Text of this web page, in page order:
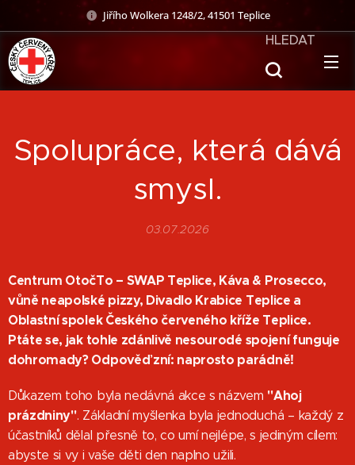
Jiřího Wolkera 1248/2, 41501 Teplice
HLEDAT
Spolupráce, která dává
smysl.
03.07.2026
Centrum OtočTo – SWAP Teplice, Káva & Prosecco,
vůně neapolské pizzy, Divadlo Krabice Teplice a
Oblastní spolek Českého červeného kříže Teplice.
Ptáte se, jak tohle zdánlivě nesourodé spojení funguje
dohromady? Odpověď zní: naprosto parádně!
Důkazem toho byla nedávná akce s názvem "Ahoj
prázdniny". Základní myšlenka byla jednoduchá – každý z
účastníků dělal přesně to, co umí nejlépe, s jediným cílem:
abyste si vy i vaše děti den naplno užili.